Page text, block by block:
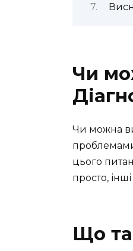
Чи
Чи можна
проблемами
цього
просто,
Що